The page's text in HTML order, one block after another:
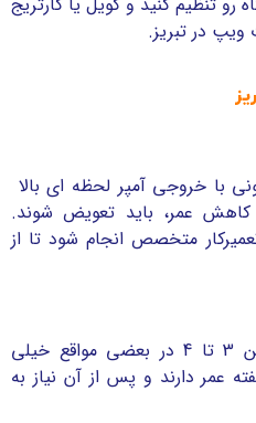
ویپ در تبریز.
با خروجی آمپر لحظه ای بالا
عمر، باید تعویض شوند.
متخصص انجام شود تا از
کویل‌های ویپ معمولاً بین 3 تا 4 در بعضی مواقع خیلی
عمر دارند و پس از آن نیاز به